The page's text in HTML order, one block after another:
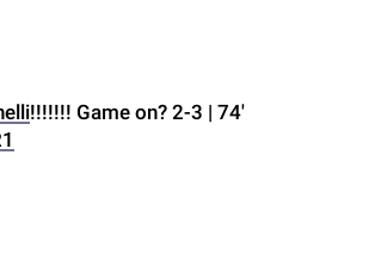
!!!!!!! Game on? 2-3 | 74′